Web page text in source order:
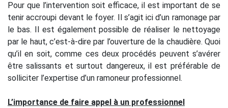
Pour que l’intervention soit efficace, il est important de se
tenir accroupi devant le foyer. Il s’agit ici d’un ramonage par
le bas. Il est également possible de réaliser le nettoyage
par le haut, c’est-à-dire par l’ouverture de la chaudière. Quoi
qu’il en soit, comme ces deux procédés peuvent s’avérer
être salissants et surtout dangereux, il est préférable de
solliciter l’expertise d’un ramoneur professionnel.
L’importance de faire appel à un professionnel